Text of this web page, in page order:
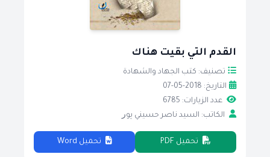
القدم التي بقيت هناك
تصنيف: كتب الجهاد والشهادة
التاريخ: 2018-05-07
عدد الزيارات: 6785
الكاتب: السيد ناصر حسيني ﭘﻮﺭ
تحميل PDF تحميل Word